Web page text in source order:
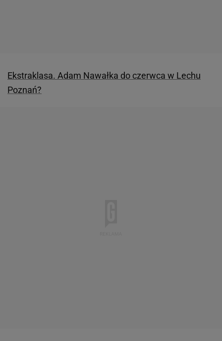
Ekstraklasa. Adam Nawałka do czerwca w Lechu
Poznań?